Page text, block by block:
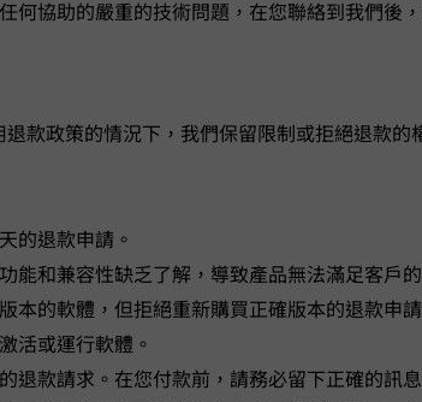
何協助的嚴重的技術問題，在您聯絡到我們後
款政策的情況下，我們保留限制或拒絕退款的
的退款申請。
能和兼容性缺乏了解，導致產品無法滿足客戶的
本的軟體，但拒絕重新購買正確版本的退款申請
活或運行軟體。
退款請求。在您付款前，請務必留下正確的訊